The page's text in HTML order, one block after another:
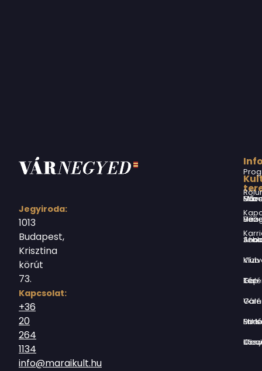
Jegyiroda:
1013
Budapest,
Krisztina
körút
73.
Kapcsolat:
+36
20
264
1134
info@maraikult.hu
Márai Sándor Művelődési Ház
Virág Benedek Ház
Jókai Anna
Vízivárosi Klub
Tér-Kép
Várnegyed
Borsos
Országház